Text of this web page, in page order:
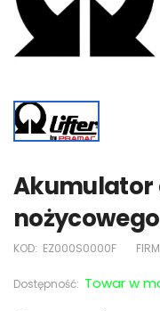
Akumulator
KOD: EZ000S0000F
Dostępność: Towar w